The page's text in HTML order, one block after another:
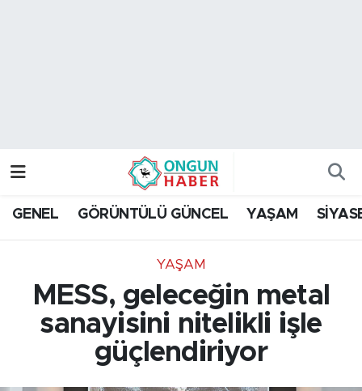
GENEL GÖRÜNTÜLÜ GÜNCEL YAŞAM
YAŞAM
MESS, geleceğin metal
sanayisini nitelikli işle
güçlendiriyor
Trafik Durumu
Son Dakika Haberleri
Haber Arşivi